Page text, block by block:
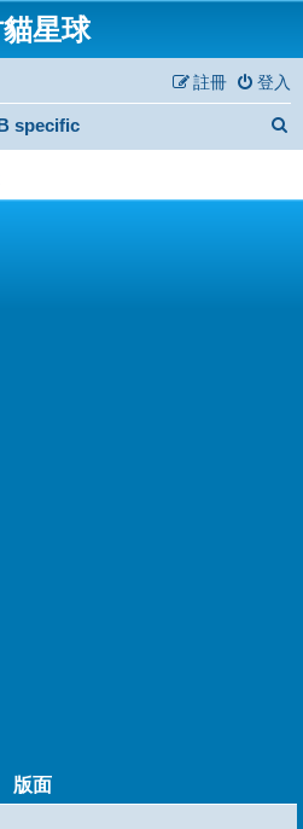
星球
登入
註冊
specific
版面